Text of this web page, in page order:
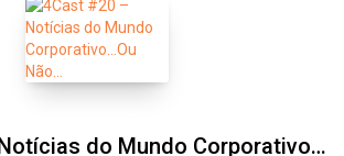
do Mundo Corporativo…